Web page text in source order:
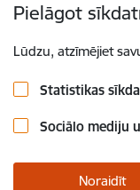
Pielāgot
Lūdzu, atzīmējiet
Statistikas
Sociālo mediju
Noraidīt